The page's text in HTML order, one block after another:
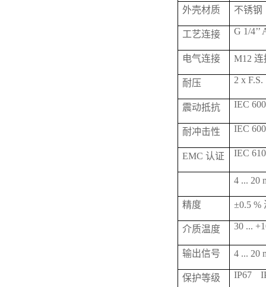
外壳材质 不锈钢
工艺连接 G 1/4’’
电气连接 M12
耐压 2 x F.S.
震动抵抗 IEC
耐冲击性 IEC
EMC 认证 IEC
4 ... 20
精度 ±0.5 %
介质温度 30 ...
输出信号 4 ... 20
保护等级 IP67